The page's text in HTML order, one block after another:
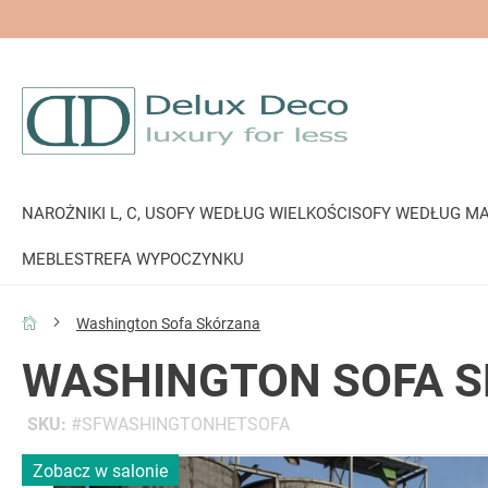
NAROŻNIKI L, C, USOFY WEDŁUG WIELKOŚCISOFY WEDŁUG
MEBLESTREFA WYPOCZYNKU
Washington Sofa Skórzana
WASHINGTON SOFA
SKU
SFWASHINGTONHETSOFA
Przejdź
Zobacz w salonie